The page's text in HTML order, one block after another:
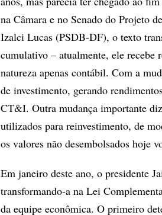
na Câmara e no Senado do Projeto
Izalci Lucas (PSDB-DF), o texto
cumulativo – atualmente, ele recebe
natureza apenas contábil. Com a
de investimento, gerando
CT&I. Outra mudança importante
utilizados para reinvestimento, de
os valores não desembolsados hoje
Em janeiro deste ano, o presidente
transformando-a na Lei
da equipe econômica. O primeiro